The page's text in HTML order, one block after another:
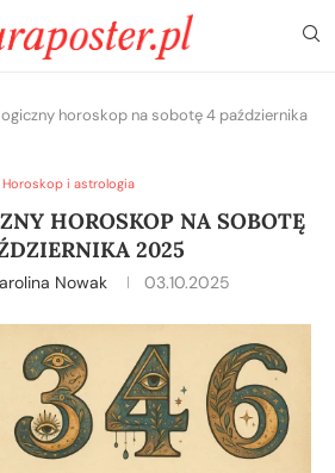
horoskop na sobotę 4 października
Horoskop i astrologia
HOROSKOP NA SOBOTĘ
2025
Nowak 03.10.2025